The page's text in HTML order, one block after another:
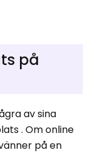
på
av sina
. Om online
på en